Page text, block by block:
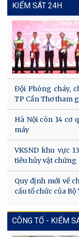
KIỂM SÁT 24H
Đội Phòng cháy,
TP Cần Thơ tham
Hà Nội còn 14 cơ
máy
VKSND khu vực
tiêu hủy vật chứng
Quy định mới về
cấu tổ chức của Bộ
CÔNG TỐ - KIỂM